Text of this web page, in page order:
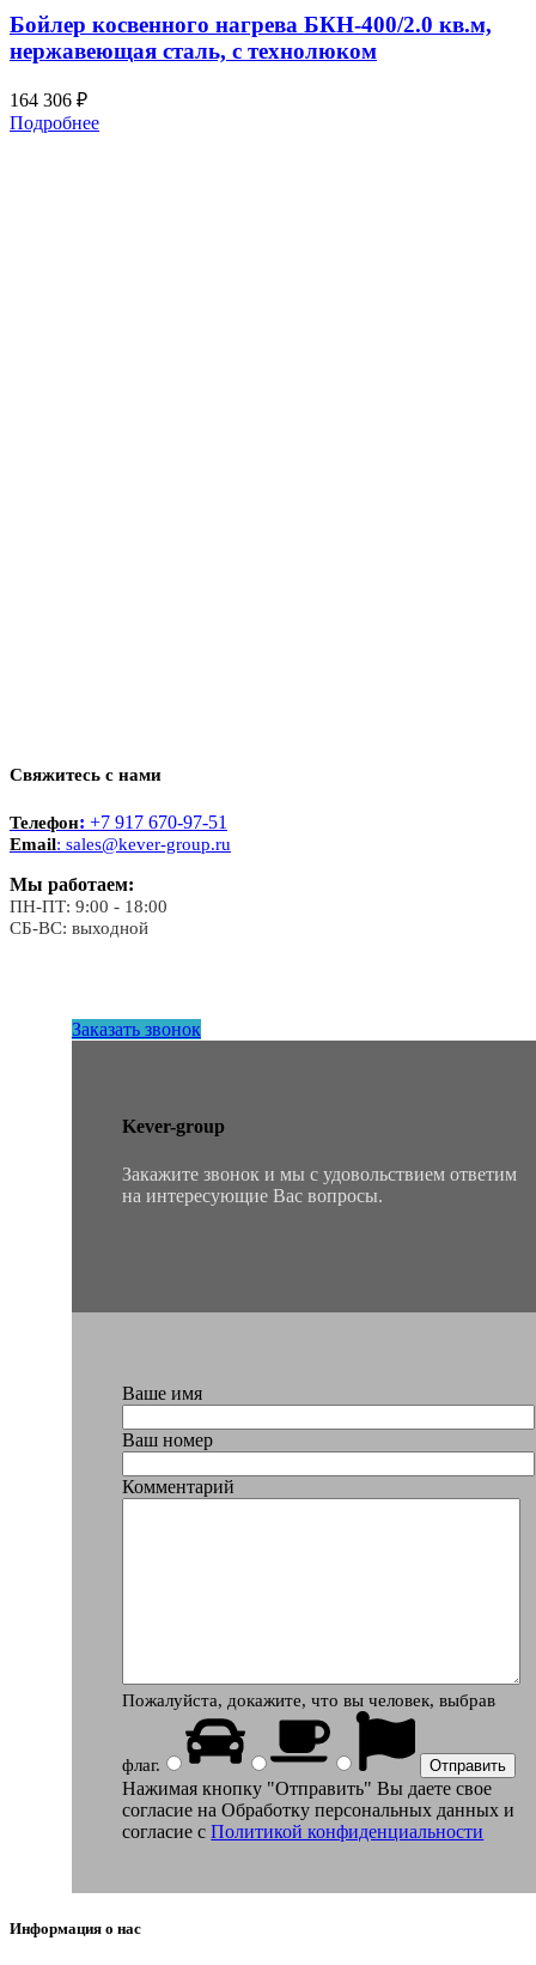
Бойлер косвенного нагрева БКН-400/2.0 кв.м,
нержавеющая сталь, с технолюком
164 306 ₽
Подробнее
Свяжитесь с нами
Телефон: +7 917 670-97-51
Email: sales@kever-group.ru
Мы работаем:
ПН-ПТ: 9:00 - 18:00
СБ-ВС: выходной
Заказать звонок
Kever-group
Закажите звонок и мы с удовольствием ответим
на интересующие Вас вопросы.
Ваше имя
Ваш номер
Комментарий
Пожалуйста, докажите, что вы человек, выбрав
флаг.
Нажимая кнопку "Отправить" Вы даете свое
согласие на Обработку персональных данных и
согласие cПолитикой конфиденциальности
Информация о нас